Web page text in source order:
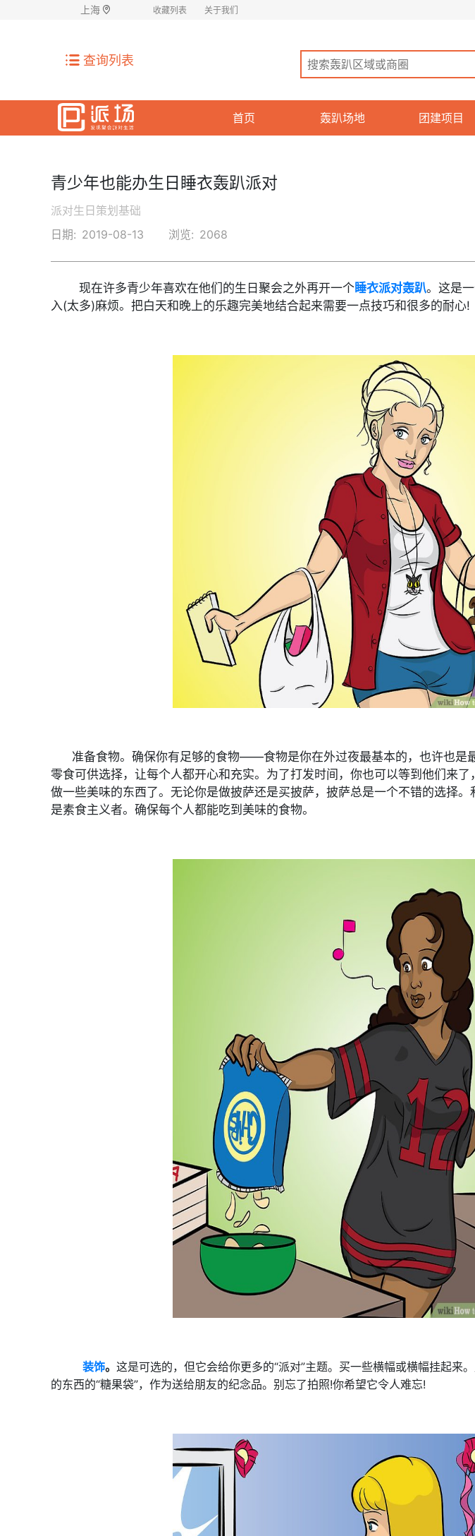
上海 收藏列表 关于我们
查询列表
首页 轰趴场地 团建项目
青少年也能办生日睡衣轰趴派对
派对生日策划基础
日期: 2019-08-13 浏览: 2068
现在许多青少年喜欢在他们的生日聚会之外再开一个睡衣派对轰趴。这是
入(太多)麻烦。把白天和晚上的乐趣完美地结合起来需要一点技巧和很多的耐心!
准备食物。确保你有足够的食物——食物是你在外过夜最基本的，也许也是
零食可供选择，让每个人都开心和充实。为了打发时间，你也可以等到他们来
做一些美味的东西了。无论你是做披萨还是买披萨，披萨总是一个不错的选择
是素食主义者。确保每个人都能吃到美味的食物。
装饰。 这是可选的，但它会给你更多的“派对”主题。买一些横幅或横幅挂起来
的东西的“糖果袋”，作为送给朋友的纪念品。别忘了拍照!你希望它令人难忘!